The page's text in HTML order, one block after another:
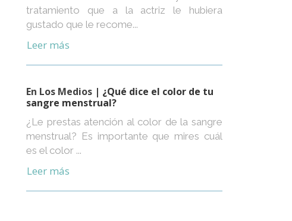
tratamiento que a la actriz le hubiera
gustado que le recome...
Leer más
En Los Medios | ¿Qué dice el color de tu
sangre menstrual?
¿Le prestas atención al color de la sangre
menstrual? Es importante que mires cuál
es el color ...
Leer más